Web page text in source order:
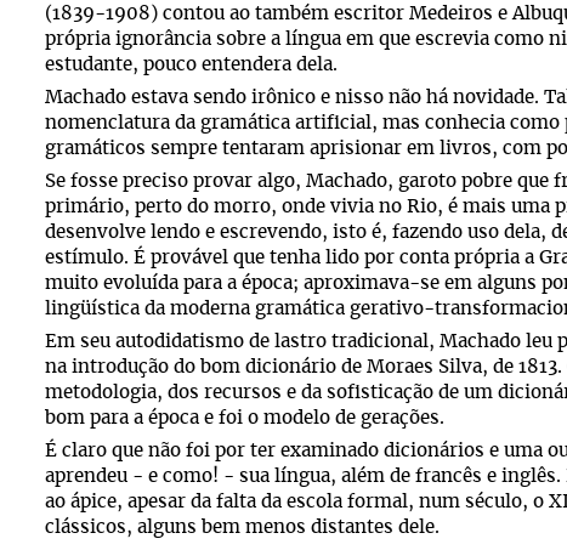
(1839-1908) contou ao também escritor Medeiros e
própria ignorância sobre a língua em que escrevia como
estudante, pouco entendera dela.
Machado estava sendo irônico e nisso não há novidade.
nomenclatura da gramática artificial, mas conhecia como
gramáticos sempre tentaram aprisionar em livros, com
Se fosse preciso provar algo, Machado, garoto pobre que
primário, perto do morro, onde vivia no Rio, é mais uma
desenvolve lendo e escrevendo, isto é, fazendo uso dela,
estímulo. É provável que tenha lido por conta própria a
muito evoluída para a época; aproximava-se em alguns
lingüística da moderna gramática gerativo-
Em seu autodidatismo de lastro tradicional, Machado leu
na introdução do bom dicionário de Moraes Silva, de
metodologia, dos recursos e da sofisticação de um
bom para a época e foi o modelo de gerações.
É claro que não foi por ter examinado dicionários e uma
aprendeu - e como! - sua língua, além de francês e
ao ápice, apesar da falta da escola formal, num século, o
clássicos, alguns bem menos distantes dele.